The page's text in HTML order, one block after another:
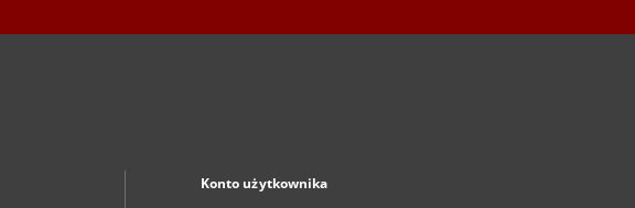
Konto użytkownika